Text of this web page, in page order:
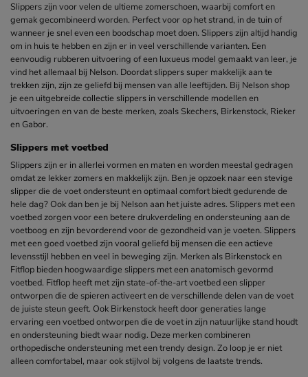
Slippers zijn voor velen de ultieme zomerschoen, waarbij comfort en
gemak gecombineerd worden. Perfect voor op het strand, in de tuin of
wanneer je snel even een boodschap moet doen. Slippers zijn altijd handig
om in huis te hebben en zijn er in veel verschillende varianten. Een
eenvoudig rubberen uitvoering of een luxueus model gemaakt van leer, je
vind het allemaal bij Nelson. Doordat slippers super makkelijk aan te
trekken zijn, zijn ze geliefd bij mensen van alle leeftijden. Bij Nelson shop
je een uitgebreide collectie slippers in verschillende modellen en
uitvoeringen en van de beste merken, zoals Skechers, Birkenstock, Rieker
en Gabor.
Slippers met voetbed
Slippers zijn er in allerlei vormen en maten en worden meestal gedragen
omdat ze lekker zomers en makkelijk zijn. Ben je opzoek naar een stevige
slipper die de voet ondersteunt en optimaal comfort biedt gedurende de
hele dag? Ook dan ben je bij Nelson aan het juiste adres. Slippers met een
voetbed zorgen voor een betere drukverdeling en ondersteuning aan de
voetboog en zijn bevorderend voor de gezondheid van je voeten. Slippers
met een goed voetbed zijn vooral geliefd bij mensen die een actieve
levensstijl hebben en veel in beweging zijn. Merken als Birkenstock en
Fitflop bieden hoogwaardige slippers met een anatomisch gevormd
voetbed. Fitflop heeft met zijn state-of-the-art voetbed een slipper
ontworpen die de spieren activeert en de verschillende delen van de voet
de juiste steun geeft. Ook Birkenstock heeft door generaties lange
ervaring een voetbed ontworpen die de voet in zijn natuurlijke stand houdt
en ondersteuning biedt waar nodig. Deze merken combineren
orthopedische ondersteuning met een trendy design. Zo loop je er niet
alleen comfortabel, maar ook stijlvol bij volgens de laatste trends.